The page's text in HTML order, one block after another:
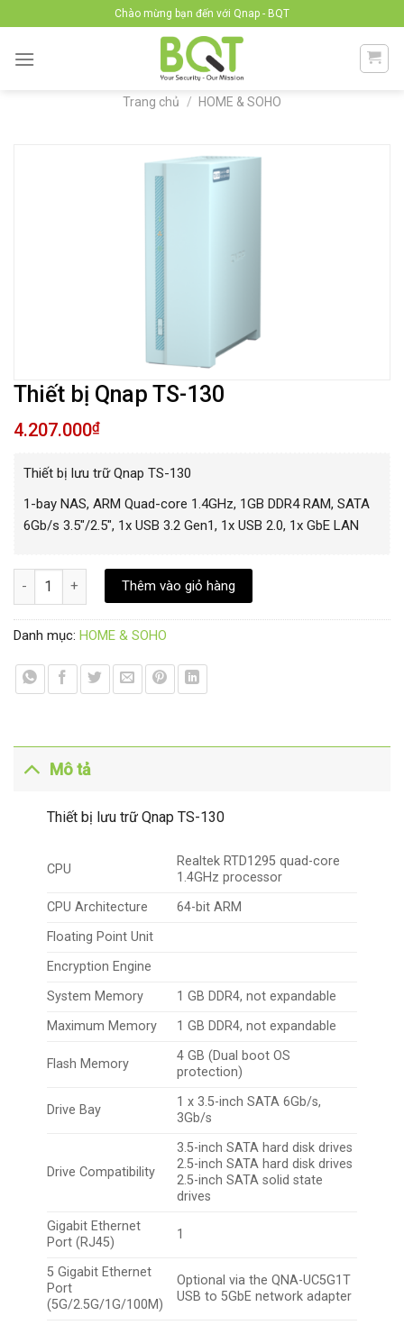
to
content
Chào mừng bạn đến với Qnap - BQT
Trang chủ / HOME & SOHO
Thiết bị Qnap TS-130
4.207.000₫
Thiết bị lưu trữ Qnap TS-130
1-bay NAS, ARM Quad-core 1.4GHz, 1GB DDR4 RAM, SATA
6Gb/s 3.5″/2.5″, 1x USB 3.2 Gen1, 1x USB 2.0, 1x GbE LAN
Thiết bị Qnap TS-130 số lượng
Thêm vào giỏ hàng
Danh mục: HOME & SOHO
Mô tả
Thiết bị lưu trữ Qnap TS-130
CPU
Realtek RTD1295 quad-core
1.4GHz processor
CPU Architecture
64-bit ARM
Floating Point Unit
Encryption Engine
System Memory
1 GB DDR4, not expandable
Maximum Memory
1 GB DDR4, not expandable
Flash Memory
4 GB (Dual boot OS
protection)
Drive Bay
1 x 3.5-inch SATA 6Gb/s,
3Gb/s
Drive Compatibility
3.5-inch SATA hard disk drives
2.5-inch SATA hard disk drives
2.5-inch SATA solid state
drives
Gigabit Ethernet
Port (RJ45)
1
5 Gigabit Ethernet
Port
(5G/2.5G/1G/100M)
Optional via the QNA-UC5G1T
USB to 5GbE network adapter